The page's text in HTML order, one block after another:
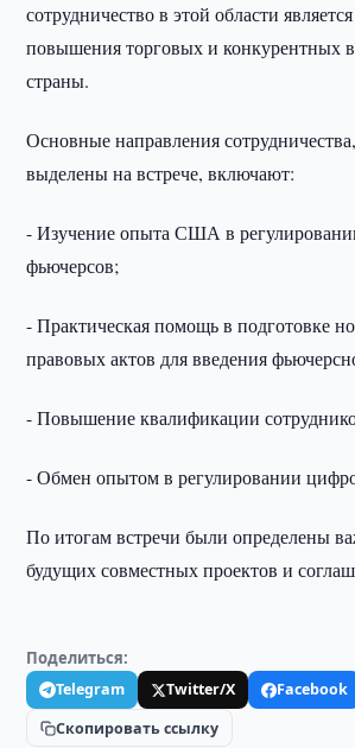
сотрудничество в этой области
повышения торговых и конкурентных
страны.
Основные направления
выделены на встрече, включают:
- Изучение опыта США в
фьючерсов;
- Практическая помощь в подготовке
правовых актов для введения
- Повышение квалификации
- Обмен опытом в регулировании
По итогам встречи были определены
будущих совместных проектов и
Поделиться:
Telegram Twitter/X
Facebook
Скопировать ссылку